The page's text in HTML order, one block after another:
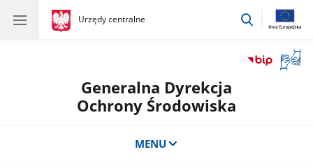
gov.pl
Urzędy centralne
gov.pl
Urzędy
przejdź
okno
Generalna Dyrekcja
Ochrony Środowiska
MENU